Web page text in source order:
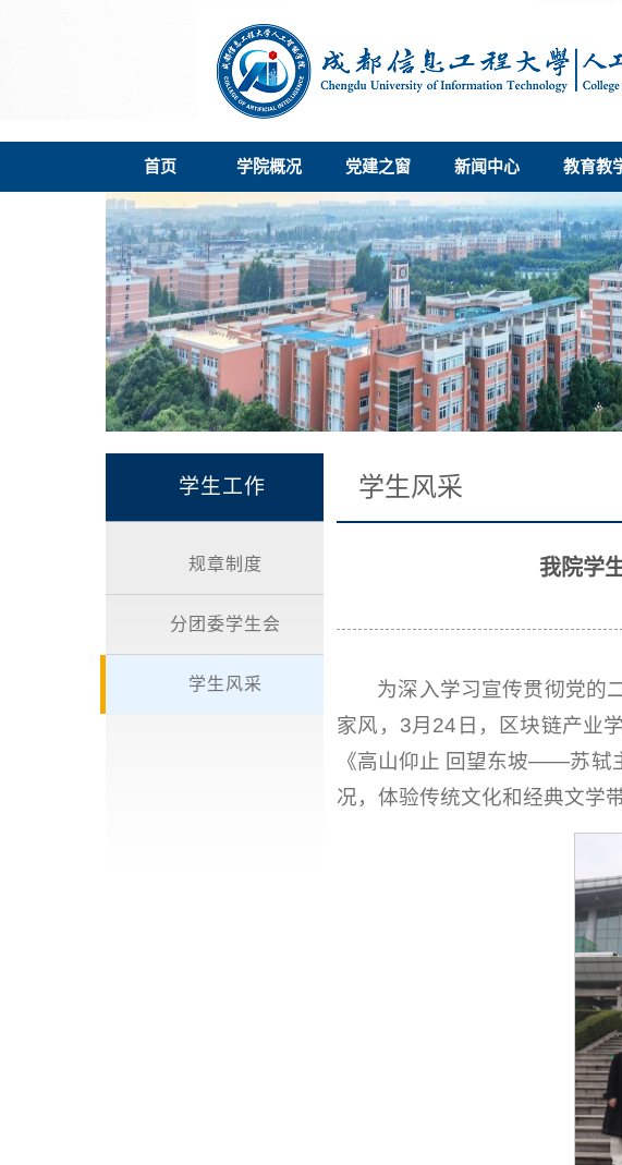
首页 学院概况 党建之窗 新闻中心 教育教
学生工作
规章制度
分团委学生会
学生风采
学生风采
我院学
为深入学习宣传贯彻党的
家风，3月24日，区块链产业
《高山仰止 回望东坡——苏轼
况，体验传统文化和经典文学